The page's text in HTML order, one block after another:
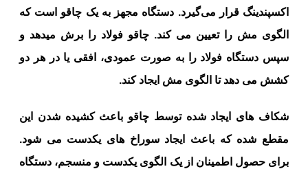
اکسپندینگ قرار می‌گیرد. دستگاه مجهز به یک چاقو است که
الگوی مش را تعیین می کند. چاقو فولاد را برش میدهد و
سپس دستگاه فولاد را به صورت عمودی، افقی یا در هر دو
کشش می دهد تا الگوی مش ایجاد کند.
شکاف های ایجاد شده توسط چاقو باعث کشیده شدن این
مقطع شده که باعث ایجاد سوراخ های یکدست می شود.
برای حصول اطمینان از یک الگوی یکدست و منسجم، دستگاه